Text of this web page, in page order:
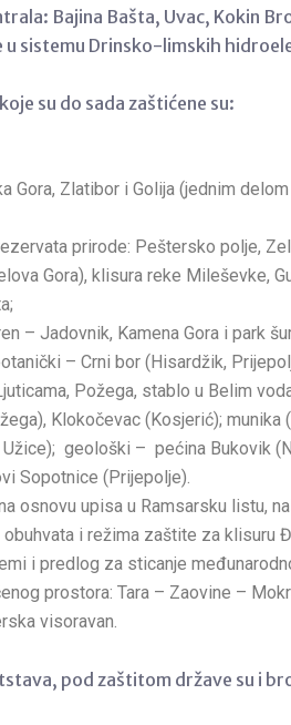
Bajina Bašta, Uvac, Kokin
u sistemu Drinsko-limskih
su do sada zaštićene su:
Gora, Zlatibor i Golija (jednim
prirode: Peštersko polje,
Gora), klisura reke Mileševke,
– Jadovnik, Kamena Gora i park
– Crni bor (Hisardžik,
Požega, stablo u Belim
Klokočevac (Kosjerić); munika
geološki – pećina Bukovik
Sopotnice (Prijepolje).
osnovu upisa u Ramsarsku listu,
i režima zaštite za klisuru
i predlog za sticanje
prostora: Tara – Zaovine –
visoravan.
pod zaštitom države su i